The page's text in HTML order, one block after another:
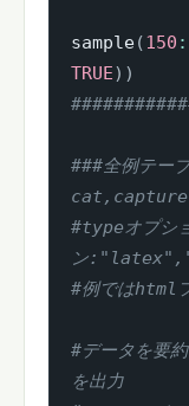
sample(150 :
TRUE) )
###全例テー
#typeオプシ
ン
#例ではhtml
#データを要
を出力